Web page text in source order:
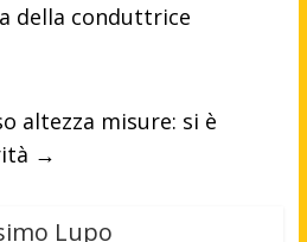
della conduttrice
altezza misure: si è
→
Lupo